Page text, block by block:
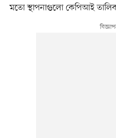
মতো স্থাপনাগুলো কেপিআই